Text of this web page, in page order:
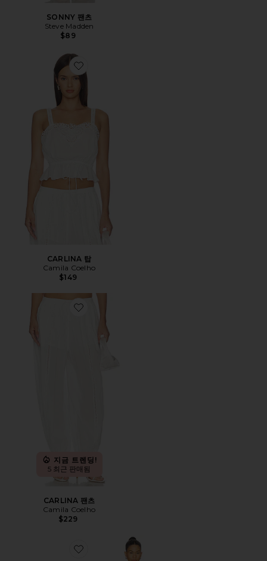
SONNY 팬츠
Steve Madden
$89
CARLINA 탑
Camila Coelho
$149
Favorite CARLINA 팬츠
지금 트렌딩!
5 최근 판매됨
CARLINA 팬츠
Camila Coelho
$229
Favorite PIERO 미니 원피스